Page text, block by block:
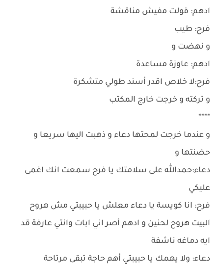
ادهم: قولت مفيش مناقشة
فرح: طيب
و نهضت و
ادهم: عاوزة مساعدة
فرح:لا خلاص اقدر أسند طولي متشكرة
و تركته و خرجت خارج المكتب
****
و عندما خرجت لمحتها دعاء و ذهبت اليها سريعا و
حضنتها و
دعاء:حمدالله على سلامتك يا فرح سمعت انك اغمى
عليكي
فرح: انا كويسة يا دعاء معلش يا حبيبتي مش هروح
البيت هروح لحنين و ادهم أصر اني ابات وانتي عارفة قد
ايه دماغه ناشفة
دعاء: ولا يهمك يا حبيبتي أهم حاجة تبقى مرتاحة